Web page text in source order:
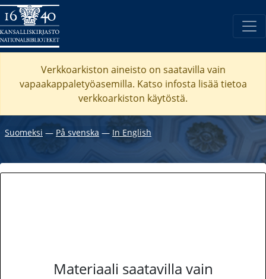
Verkkoarkiston aineisto on saatavilla vain
vapaakappaletyöasemilla. Katso infosta lisää tietoa
verkkoarkiston käytöstä.
Suomeksi ― På svenska ― In English
Materiaali saatavilla vain